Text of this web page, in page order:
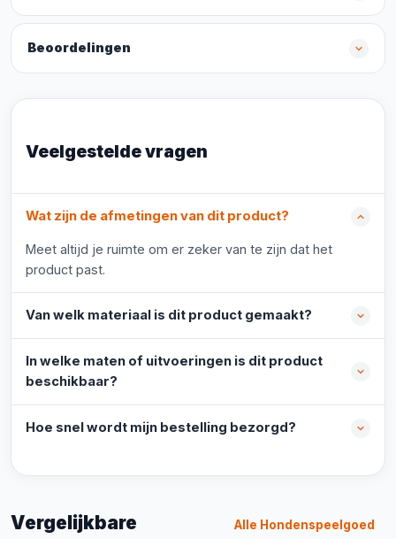
Beoordelingen
Veelgestelde vragen
Wat zijn de afmetingen van dit product?
Meet altijd je ruimte om er zeker van te zijn dat het
product past.
Van welk materiaal is dit product gemaakt?
In welke maten of uitvoeringen is dit product
beschikbaar?
Hoe snel wordt mijn bestelling bezorgd?
Vergelijkbare
Alle Hondenspeelgoed